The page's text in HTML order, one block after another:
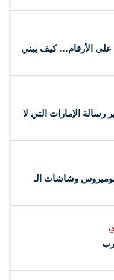
على الأرقام… كيف يبني
رسالة الإمارات التي لا
هوميروس وشاشات الـ